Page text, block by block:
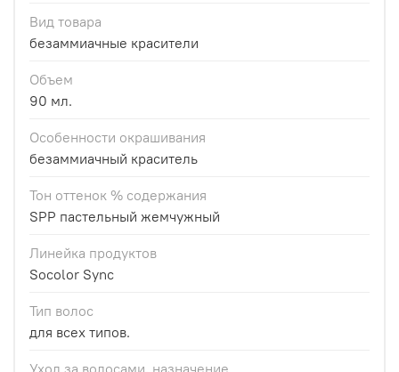
Вид товара
безаммиачные красители
Объем
90 мл.
Особенности окрашивания
безаммиачный краситель
Тон оттенок % содержания
SPP пастельный жемчужный
Линейка продуктов
Socolor Sync
Тип волос
для всех типов.
Уход за волосами, назначение